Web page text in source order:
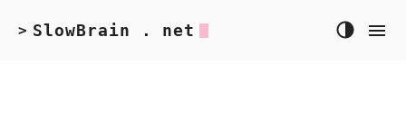
> SlowBrain . net